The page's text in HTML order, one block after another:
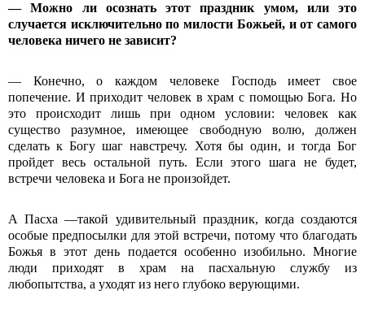
— Можно ли осознать этот праздник умом, или это
случается исключительно по милости Божьей, и от самого
человека ничего не зависит?
— Конечно, о каждом человеке Господь имеет свое
попечение. И приходит человек в храм с помощью Бога. Но
это происходит лишь при одном условии: человек как
существо разумное, имеющее свободную волю, должен
сделать к Богу шаг навстречу. Хотя бы один, и тогда Бог
пройдет весь остальной путь. Если этого шага не будет,
встречи человека и Бога не произойдет.
А Пасха —такой удивительный праздник, когда создаются
особые предпосылки для этой встречи, потому что благодать
Божья в этот день подается особенно изобильно. Многие
люди приходят в храм на пасхальную службу из
любопытства, а уходят из него глубоко верующими.